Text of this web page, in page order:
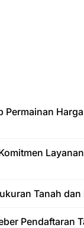
Permainan
Tanah dan
Pendaftaran